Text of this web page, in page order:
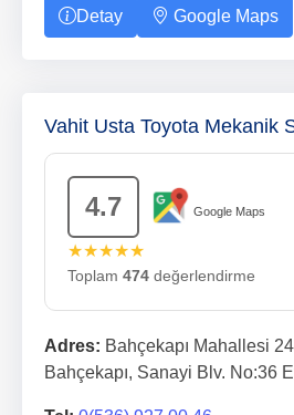
Detay Google Maps
Vahit Usta Toyota Mekanik
4.7 Google Maps
★★★★★
Toplam 474 değerlendirme
Adres: Bahçekapı Mahallesi
Bahçekapı, Sanayi Blv. No:36